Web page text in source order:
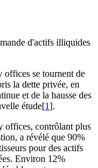
d'actifs illiquides
offices se tournent de
la dette privée, en
et de la hausse des
étude[1].
offices, contrôlant plus
a révélé que 90%
pour des actifs
Environ 12%